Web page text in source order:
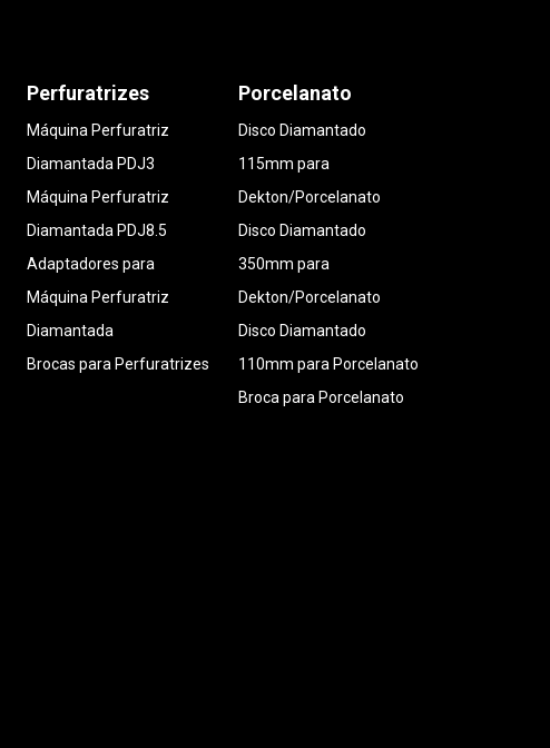
Perfuratrizes
Máquina Perfuratriz
Diamantada PDJ3
Máquina Perfuratriz
Diamantada PDJ8.5
Adaptadores para
Máquina Perfuratriz
Diamantada
Brocas para Perfuratrizes
Porcelanato
Disco Diamantado
115mm para
Dekton/Porcelanato
Disco Diamantado
350mm para
Dekton/Porcelanato
Disco Diamantado
110mm para Porcelanato
Broca para Porcelanato